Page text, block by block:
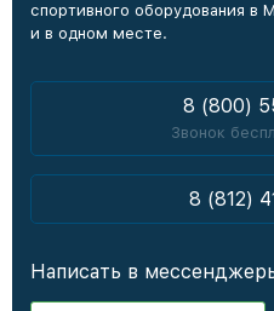
спортивного оборудования в
и в одном месте.
8 (800)
Звонок
8 (812)
Написать в